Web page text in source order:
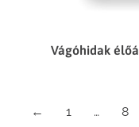
Vágóhidak
← 1 … 8